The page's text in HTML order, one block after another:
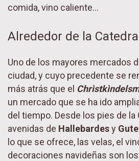
comida, vino caliente…
Alrededor de la Catedral
Uno de los mayores mercados
ciudad, y cuyo precedente se
más atrás que el
un mercado que se ha ido
del tiempo. Desde los pies de la
avenidas de Hallebardesy
lo que se ofrece, las velas, el
decoraciones navideñas son